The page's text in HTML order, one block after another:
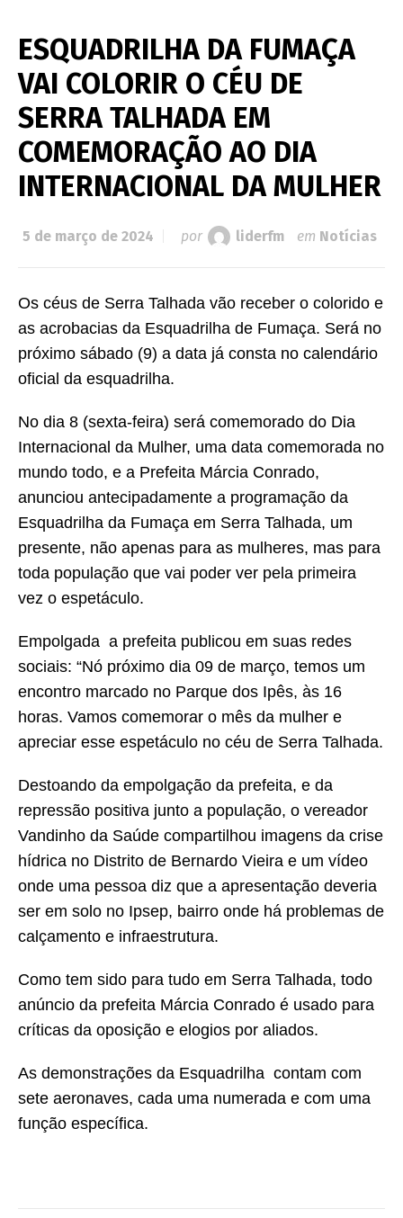
ESQUADRILHA DA FUMAÇA
VAI COLORIR O CÉU DE
SERRA TALHADA EM
COMEMORAÇÃO AO DIA
INTERNACIONAL DA MULHER
5 de março de 2024 por liderfm em Notícias
Os céus de Serra Talhada vão receber o colorido e
as acrobacias da Esquadrilha de Fumaça. Será no
próximo sábado (9) a data já consta no calendário
oficial da esquadrilha.
No dia 8 (sexta-feira) será comemorado do Dia
Internacional da Mulher, uma data comemorada no
mundo todo, e a Prefeita Márcia Conrado,
anunciou antecipadamente a programação da
Esquadrilha da Fumaça em Serra Talhada, um
presente, não apenas para as mulheres, mas para
toda população que vai poder ver pela primeira
vez o espetáculo.
Empolgada a prefeita publicou em suas redes
sociais: “Nó próximo dia 09 de março, temos um
encontro marcado no Parque dos Ipês, às 16
horas. Vamos comemorar o mês da mulher e
apreciar esse espetáculo no céu de Serra Talhada.
Destoando da empolgação da prefeita, e da
repressão positiva junto a população, o vereador
Vandinho da Saúde compartilhou imagens da crise
hídrica no Distrito de Bernardo Vieira e um vídeo
onde uma pessoa diz que a apresentação deveria
ser em solo no Ipsep, bairro onde há problemas de
calçamento e infraestrutura.
Como tem sido para tudo em Serra Talhada, todo
anúncio da prefeita Márcia Conrado é usado para
críticas da oposição e elogios por aliados.
As demonstrações da Esquadrilha contam com
sete aeronaves, cada uma numerada e com uma
função específica.